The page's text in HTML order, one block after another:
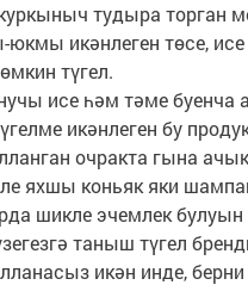
тудыра торган
икәнлеген төсе, исе
түгел.
исе һәм тәме буенча
икәнлеген бу
очракта гына
яхшы коньяк яки
шикле эчемлек
таныш түгел
икән инде,